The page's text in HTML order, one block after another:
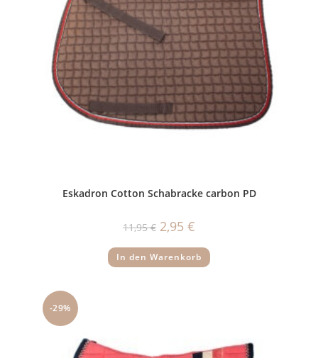
Eskadron Cotton Schabracke carbon PD
11,95€ Ursprünglicher
Preis
11,95 €
2,95 €
2,95 €.
In den Warenkorb
-29%